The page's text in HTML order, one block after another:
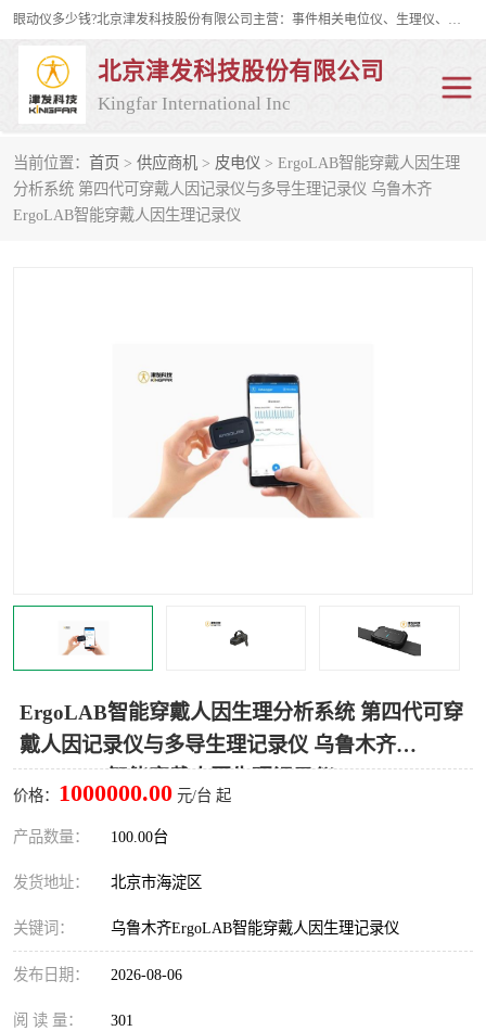
眼动仪多少钱?北京津发科技股份有限公司主营：事件相关电位仪、生理仪、肌电仪、脑电仪、皮电仪、眼动仪；是国家级高新技术企业、科技部认定的科技型中小企业和中关村高新技术企业，具备保密资格，具备自主进出口经营权；自主研发技术、产品与服务荣获多项省部级科学技术奖励、国家发明专利、国家软件著作权和省部级新技术新产品（服务）认证。
北京津发科技股份有限公司
Kingfar International Inc
当前位置： 首页 > 供应商机 > 皮电仪 > ErgoLAB智能穿戴人因生理
分析系统 第四代可穿戴人因记录仪与多导生理记录仪 乌鲁木齐
ErgoLAB智能穿戴人因生理记录仪
ErgoLAB智能穿戴人因生理分析系统 第四代可穿
戴人因记录仪与多导生理记录仪 乌鲁木齐
价格： 1000000.00 元/台 起
产品数量： 100.00台
发货地址： 北京市海淀区
关键词： 乌鲁木齐ErgoLAB智能穿戴人因生理记录仪
发布日期： 2026-08-06
阅 读 量： 301
皮电仪 脑电仪
人机交互实验室
神经营销与消费行为实验 车俩与驾驶模拟
人机环境同步云平台 人因测评专家系统